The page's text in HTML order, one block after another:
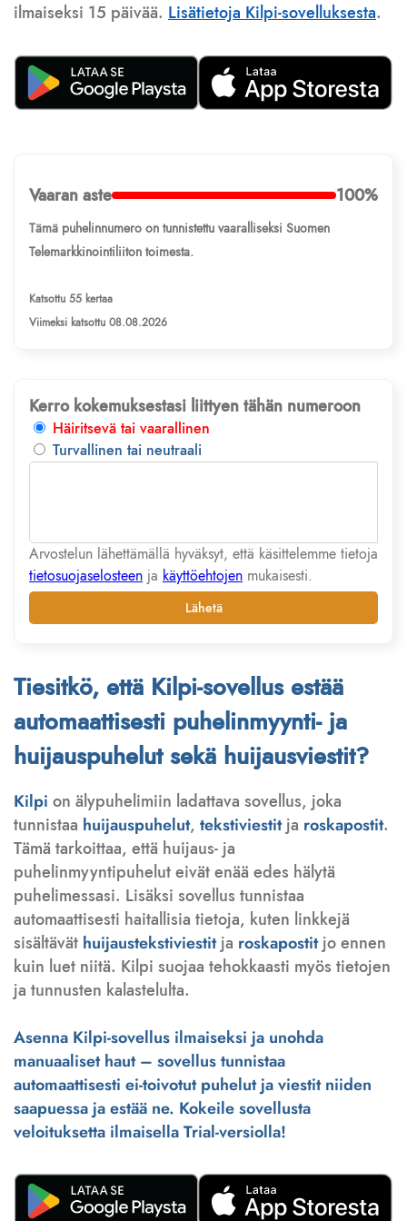
ilmaiseksi 15 päivää. Lisätietoja Kilpi-sovelluksesta.
Vaaran aste 100%
Tämä puhelinnumero on tunnistettu vaaralliseksi Suomen
Telemarkkinointiliiton toimesta.
Katsottu 55 kertaa
Viimeksi katsottu 08.08.2026
Kerro kokemuksestasi liittyen tähän numeroon
Häiritsevä tai vaarallinen
Turvallinen tai neutraali
Arvostelun lähettämällä hyväksyt, että käsittelemme tietoja
tietosuojaselosteen ja käyttöehtojen mukaisesti.
Lähetä
Tiesitkö, että Kilpi-sovellus estää
automaattisesti puhelinmyynti- ja
huijauspuhelut sekä huijausviestit?
Kilpi on älypuhelimiin ladattava sovellus, joka
tunnistaa huijauspuhelut, tekstiviestitja roskapostit.
Tämä tarkoittaa, että huijaus- ja
puhelinmyyntipuhelut eivät enää edes hälytä
puhelimessasi. Lisäksi sovellus tunnistaa
automaattisesti haitallisia tietoja, kuten linkkejä
sisältävät huijaustekstiviestitja roskapostitjo ennen
kuin luet niitä. Kilpi suojaa tehokkaasti myös tietojen
ja tunnusten kalastelulta.
Asenna Kilpi-sovellus ilmaiseksi ja unohda
manuaaliset haut – sovellus tunnistaa
automaattisesti ei-toivotut puhelut ja viestit niiden
saapuessa ja estää ne. Kokeile sovellusta
veloituksetta ilmaisella Trial-versiolla!